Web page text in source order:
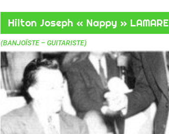
Hilton Joseph « Nappy » LAMARE
(BANJOÏSTE – GUITARISTE)